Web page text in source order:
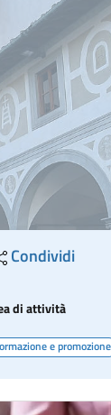
Condividi
di attività
e promozione